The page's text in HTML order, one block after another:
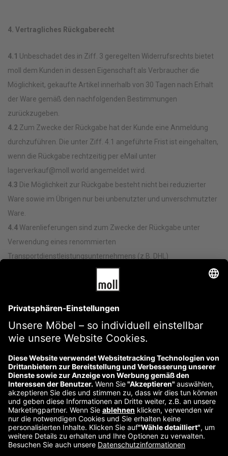
4. Vertragliches Rückgaberecht
4.1 Unbeschadet des in Ziff. 3 geregelten Widerrufsrechts bietet
moll dem Kunden in dessen Eigenschaft als Verbraucher die
Möglichkeit, gekaufte Artikel innerhalb von 30 Tagen nach Erhalt
der Ware gemäß den nachfolgenden Bestimmungen
zurückzugeben.
4.2 Zum Zwecke der Rückgabe hat der Kunde eine Anmeldung
durchzuführen. Die unter Ziff. 4.1 angeführte Frist ist eingehalten,
wenn die Rückgabe rechtzeitig per eMail unter
lagerverkauf@moll.world angemeldet wird.
4.3 Die Möglichkeit zur Rückgabe besteht nicht bei reduzierter
Ware sowie im Übrigen nur bei unbenutzter und unverschmutzter
Ware.
4.4 Warenlieferungen sind zum Zwecke der Rückgabe unter
Verwendung eines renommierten
Transportdienstleistungsunternehmens (z.B. DHL)
zurückzusenden. Unfreie Warensendungen zum Zwecke der
Rückgabe werden zwar angenommen, jedoch trägt der Kunde
Möglichkeit einer kostenlosen Rücksendung von Paketen, sofern
er nach Maßgabe von Ziff. 4.5 dieser AGB verfährt.
4.5Die im Zusammenhang mit einer Rückgabe entstehenden
Rücksendekosten von Pakten übernimmt moll dergestalt, als der
Kunde die von moll zuvor übersandte kostenlose Paketmarke
(DHL) für die Rücksendung genutzt hat.
Über uns
Kontakt